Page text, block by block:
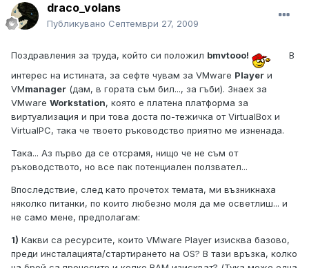
draco_volans
Публикувано Септември 27, 2009
Поздравления за труда, който си положил bmvtooo!
В
интерес на истината, за сефте чувам за VMware Player и
VMmanager (дам, в гората съм бил..., за гъби). Знаех за
VMware Workstation, която е платена платформа за
виртуализация и при това доста по-тежичка от VirtualBox и
VirtualPC, така че твоето ръководство приятно ме изненада.
Така... Аз първо да се отсрамя, нищо че не съм от
ръководството, но все пак потенциален ползвател...
Впоследствие, след като прочетох темата, ми възникнаха
няколко питанки, по които любезно моля да ме осветлиш... и
не само мене, предполагам:
1) Какви са ресурсите, които VMware Player изисква базово,
преди инсталацията/стартирането на OS? В тази връзка, колко